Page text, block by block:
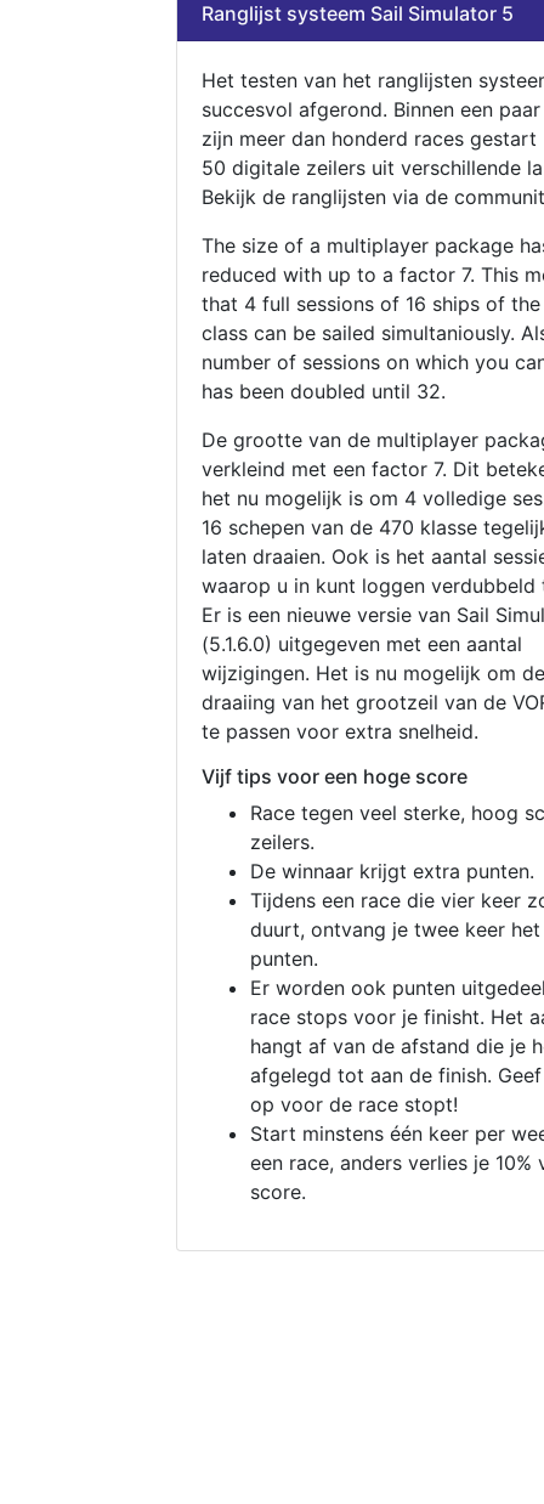
Ranglijst systeem Sail Simulator 5
Het testen van het ranglijsten
succesvol afgerond. Binnen een
zijn meer dan honderd races gestart
50 digitale zeilers uit verschillende
Bekijk de ranglijsten via de
The size of a multiplayer package
reduced with up to a factor 7. This
that 4 full sessions of 16 ships of
class can be sailed simultaniously.
number of sessions on which you
has been doubled until 32.
De grootte van de multiplayer
verkleind met een factor 7. Dit
het nu mogelijk is om 4 volledige
16 schepen van de 470 klasse
laten draaien. Ook is het aantal
waarop u in kunt loggen verdubbeld
Er is een nieuwe versie van Sail
(5.1.6.0) uitgegeven met een aantal
wijzigingen. Het is nu mogelijk om de
draaiing van het grootzeil van de
te passen voor extra snelheid.
Vijf tips voor een hoge score
Race tegen veel sterke, hoog
zeilers.
De winnaar krijgt extra punten.
Tijdens een race die vier keer
duurt, ontvang je twee keer
punten.
Er worden ook punten
race stops voor je finisht. Het
hangt af van de afstand die je
afgelegd tot aan de finish.
op voor de race stopt!
Start minstens één keer per
een race, anders verlies je 10%
score.